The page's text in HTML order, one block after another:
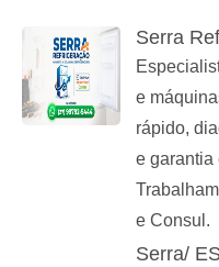
Serra
e
rápido,
e garantia
e Consul.
Serra/